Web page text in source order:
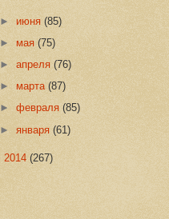
►июня(85)
►мая(75)
►апреля(76)
►марта(87)
►февраля(85)
►января(61)
2014 (267)